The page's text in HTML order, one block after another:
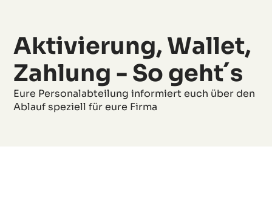
Aktivierung, Wallet,
Zahlung - So geht´s
Eure Personalabteilung informiert euch über den
Ablauf speziell für eure Firma